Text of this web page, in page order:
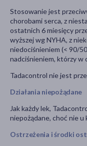
Stosowanie jest
chorobami serca, z
ostatnich 6 miesięcy
wyższej wg NYHA, z
niedociśnieniem (< 90/
nadciśnieniem, którzy w
Tadacontrol nie jest
Działania niepożądane
Jak każdy lek,
niepożądane, choć nie
Ostrzeżenia i środki